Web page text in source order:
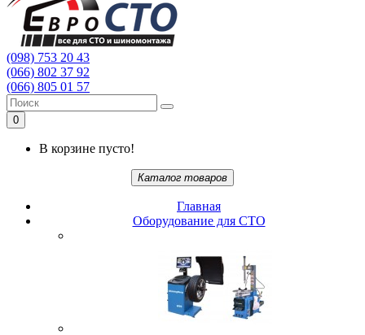
(098) 753 20 43
(066) 802 37 92
(066) 805 01 57
0
В корзине пусто!
Каталог товаров
Главная
Oбopудoвaниe для CTO